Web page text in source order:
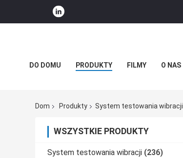
DO DOMU PRODUKTY FILMY O NAS
Dom Produkty System testowania wibracji
WSZYSTKIE PRODUKTY
System testowania wibracji (236)